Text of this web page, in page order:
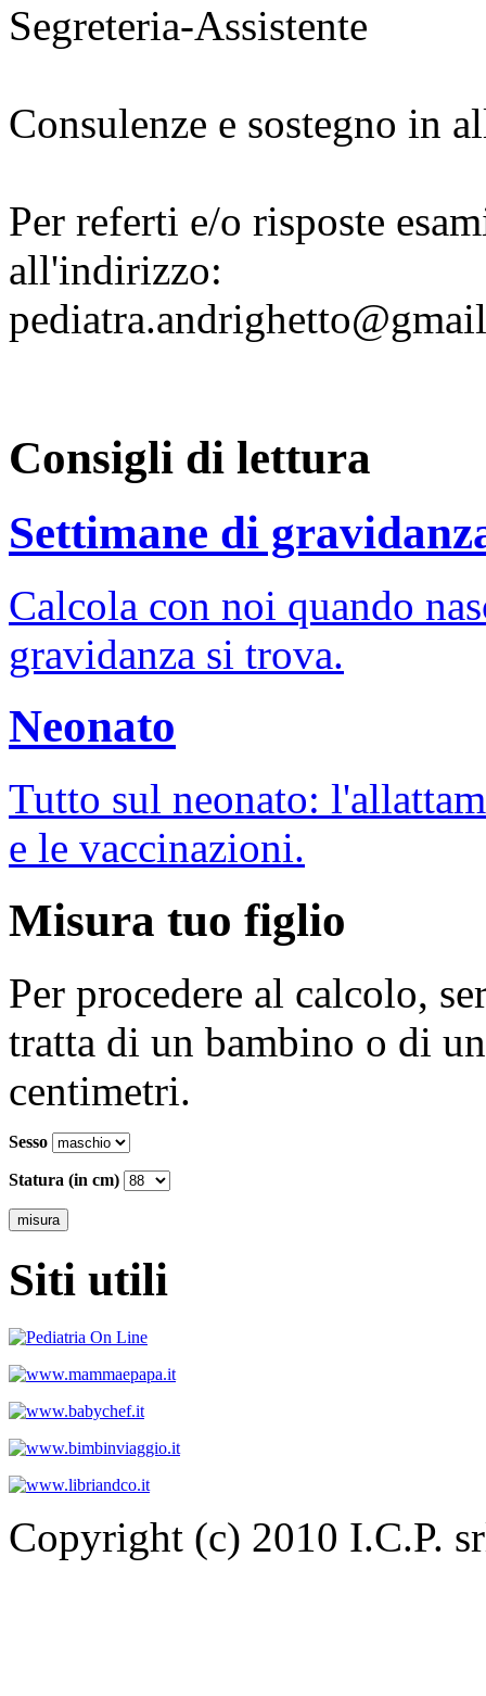
Segreteria-Assistente
Consulenze e sostegno in
Per referti e/o risposte
all'indirizzo:
Consigli di lettura
Settimane di
Calcola con noi quando
gravidanza si trova.
Neonato
Tutto sul neonato:
e le vaccinazioni.
Misura tuo figlio
Per procedere al calcolo,
tratta di un bambino o di
centimetri.
Sesso
Statura (in cm)
Siti utili
Copyright (c) 2010 I.C.P.